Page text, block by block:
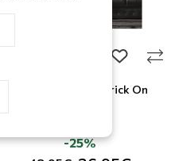
add to
Ταπετσαρία Τοίχου Brick On
-25%